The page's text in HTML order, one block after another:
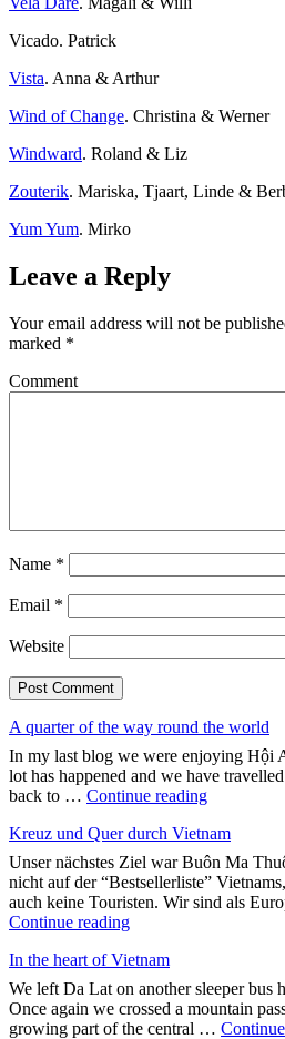
Vicado. Patrick
Vista. Anna & Arthur
Wind of Change. Christina & Werner
Windward. Roland & Liz
Zouterik. Mariska, Tjaart, Linde &
Yum Yum. Mirko
Leave a Reply
Your email address will not be
marked *
Comment
Name *
Email *
Website
A quarter of the way round the world
In my last blog we were enjoying Hội
lot has happened and we have
back to … Continue reading"A
of
the
way
round
the
Kreuz und Quer durch Vietnam
Unser nächstes Ziel war Buôn Ma
nicht auf der “Bestsellerliste”
auch keine Touristen. Wir sind als
Continue reading"Kreuz
Quer
durch
Vietnam"
In the heart of Vietnam
We left Da Lat on another sleeper bus
Once again we crossed a mountain
growing part of the central …